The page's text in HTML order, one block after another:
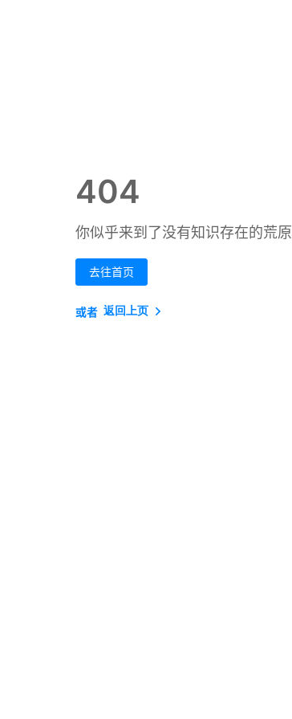
404
你似乎来到了没有知识存在的荒原
去往首页
或者 返回上页